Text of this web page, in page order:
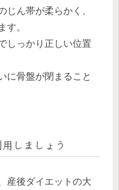
じん帯が柔らかく、
す。
しっかり正しい位置
に骨盤が閉まること
しましょう
産後ダイエットの大